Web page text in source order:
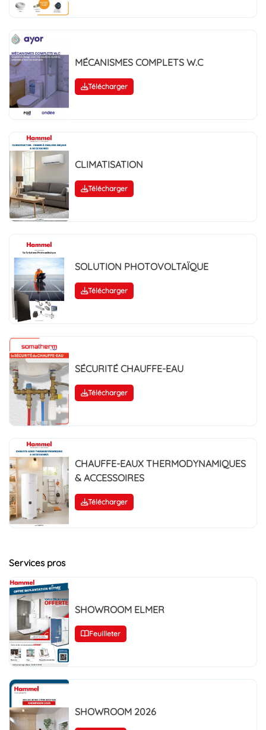
MÉCANISMES COMPLETS W.C
Télécharger
CLIMATISATION
Télécharger
SOLUTION PHOTOVOLTAÏQUE
Télécharger
SÉCURITÉ CHAUFFE-EAU
Télécharger
CHAUFFE-EAUX THERMODYNAMIQUES
& ACCESSOIRES
Télécharger
Services pros
SHOWROOM ELMER
Feuilleter
SHOWROOM 2026